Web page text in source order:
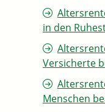
in den
Versicherte
Menschen